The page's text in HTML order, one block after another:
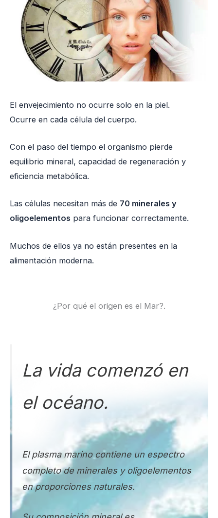
El envejecimiento no ocurre solo en la piel.
Ocurre en cada célula del cuerpo.
Con el paso del tiempo el organismo pierde
equilibrio mineral, capacidad de regeneración y
eficiencia metabólica.
Las células necesitan más de 70 minerales y
oligoelementos para funcionar correctamente.
Muchos de ellos ya no están presentes en la
alimentación moderna.
¿Por qué el origen es el Mar?.
La vida comenzó en
el océano.
El plasma marino contiene un espectro
completo de minerales y oligoelementos
en proporciones naturales.